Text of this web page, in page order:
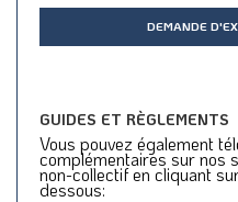
DEMANDE
GUIDES ET RÈGLEMENTS
Vous pouvez également
complémentaires sur nos
non-collectif en cliquant
dessous: